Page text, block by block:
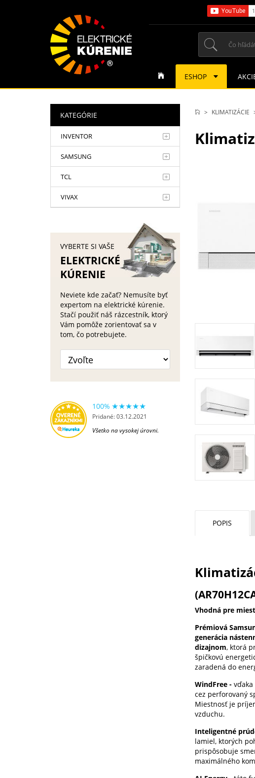
KLIMATIZÁCIE
POPIS
Vhodná pre
Prémiová
generácia
dizajnom, ktorá
špičkovú
zaradená do
WindFree -
cez perforovaný
Miestnosť je
vzduchu.
Inteligentné
lamiel, ktorých
prispôsobuje
maximálného
KATEGÓRIE
INVENTOR
SAMSUNG
TCL
VIVAX
VYBERTE SI VAŠE
ELEKTRICKÉ
KÚRENIE
Neviete kde začať? Nemusíte byť
expertom na elektrické kúrenie.
Stačí použiť náš rázcestník, ktorý
Vám pomôže zorientovať sa v
tom, čo potrebujete.
100%
Pridané: 03.12.2021
Všetko na vysokej úrovni.
ESHOP